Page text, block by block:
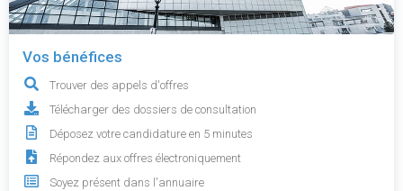
Vos bénéfices
Trouver des appels d'offres
Télécharger des dossiers de consultation
Déposez votre candidature en 5 minutes
Répondez aux offres électroniquement
Soyez présent dans l'annuaire